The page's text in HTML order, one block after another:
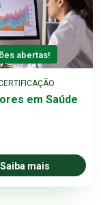
abertas!
em Saúde
Saiba mais